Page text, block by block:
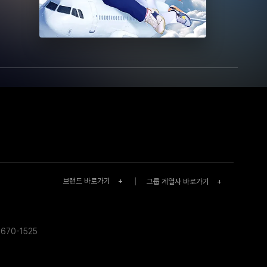
브랜드 바로가기 + 그룹 계열사 바로가기 +
1525